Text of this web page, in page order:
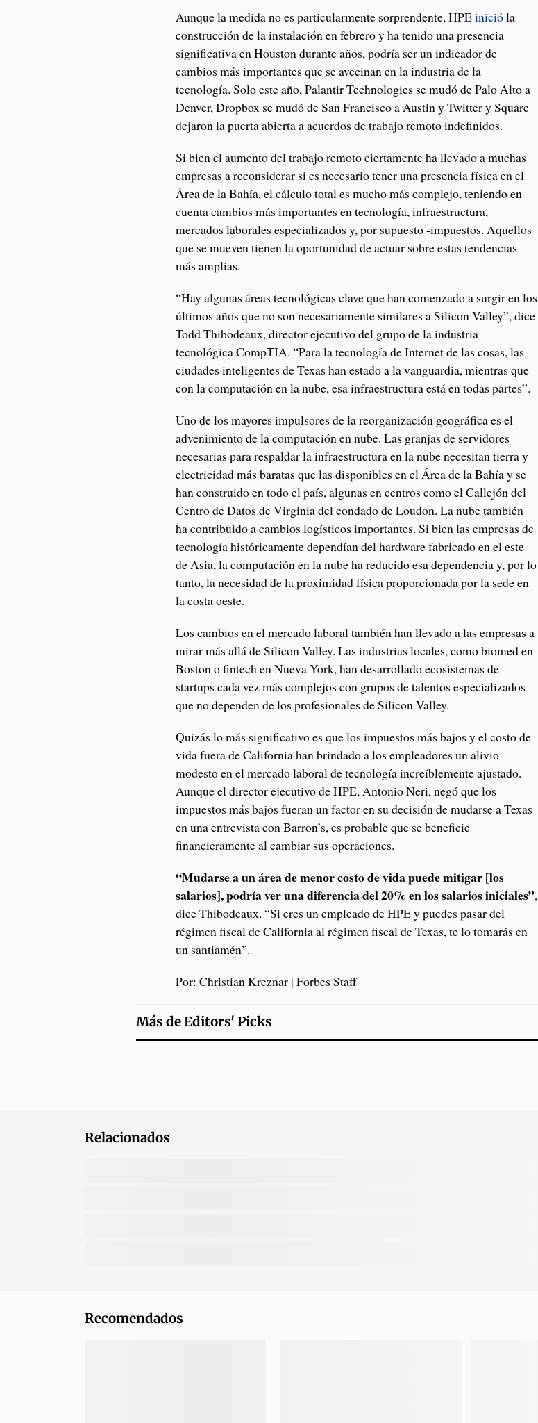
Aunque la medida no es particularmente sorprendente, HPEinicióla
construcción de la instalación en febrero y ha tenido una presencia
significativa en Houston durante años, podría ser un indicador de
cambios más importantes que se avecinan en la industria de la
tecnología. Solo este año, Palantir Technologies se mudó de Palo Alto a
Denver, Dropbox se mudó de San Francisco a Austin y Twitter y Square
dejaron la puerta abierta a acuerdos de trabajo remoto indefinidos.
Si bien el aumento del trabajo remoto ciertamente ha llevado a muchas
empresas a reconsiderar si es necesario tener una presencia física en el
Área de la Bahía, el cálculo total es mucho más complejo, teniendo en
cuenta cambios más importantes en tecnología, infraestructura,
mercados laborales especializados y, por supuesto -impuestos. Aquellos
que se mueven tienen la oportunidad de actuar sobre estas tendencias
más amplias.
“Hay algunas áreas tecnológicas clave que han comenzado a surgir en los
últimos años que no son necesariamente similares a Silicon Valley”, dice
Todd Thibodeaux, director ejecutivo del grupo de la industria
tecnológica CompTIA. “Para la tecnología de Internet de las cosas, las
ciudades inteligentes de Texas han estado a la vanguardia, mientras que
con la computación en la nube, esa infraestructura está en todas partes”.
Uno de los mayores impulsores de la reorganización geográfica es el
advenimiento de la computación en nube. Las granjas de servidores
necesarias para respaldar la infraestructura en la nube necesitan tierra y
electricidad más baratas que las disponibles en el Área de la Bahía y se
han construido en todo el país, algunas en centros como el Callejón del
Centro de Datos de Virginia del condado de Loudon. La nube también
ha contribuido a cambios logísticos importantes. Si bien las empresas de
tecnología históricamente dependían del hardware fabricado en el este
de Asia, la computación en la nube ha reducido esa dependencia y, por lo
tanto, la necesidad de la proximidad física proporcionada por la sede en
la costa oeste.
Los cambios en el mercado laboral también han llevado a las empresas a
mirar más allá de Silicon Valley. Las industrias locales, como biomed en
Boston o fintech en Nueva York, han desarrollado ecosistemas de
startups cada vez más complejos con grupos de talentos especializados
que no dependen de los profesionales de Silicon Valley.
Quizás lo más significativo es que los impuestos más bajos y el costo de
vida fuera de California han brindado a los empleadores un alivio
modesto en el mercado laboral de tecnología increíblemente ajustado.
Aunque el director ejecutivo de HPE, Antonio Neri, negó que los
impuestos más bajos fueran un factor en su decisión de mudarse a Texas
en una entrevista con Barron’s, es probable que se beneficie
financieramente al cambiar sus operaciones.
“Mudarse a un área de menor costo de vida puede mitigar [los
salarios], podría ver una diferencia del 20% en los salarios iniciales”,
dice Thibodeaux. “Si eres un empleado de HPE y puedes pasar del
régimen fiscal de California al régimen fiscal de Texas, te lo tomarás en
un santiamén”.
Por: Christian Kreznar | Forbes Staff
Más deEditors' Picks
Relacionados
Recomendados